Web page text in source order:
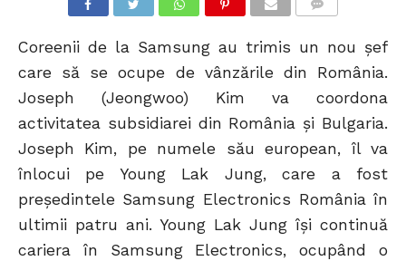
Coreenii de la Samsung au trimis un nou șef
care să se ocupe de vânzările din România.
Joseph (Jeongwoo) Kim va coordona
activitatea subsidiarei din România și Bulgaria.
Joseph Kim, pe numele său european, îl va
înlocui pe Young Lak Jung, care a fost
președintele Samsung Electronics România în
ultimii patru ani. Young Lak Jung își continuă
cariera în Samsung Electronics, ocupând o